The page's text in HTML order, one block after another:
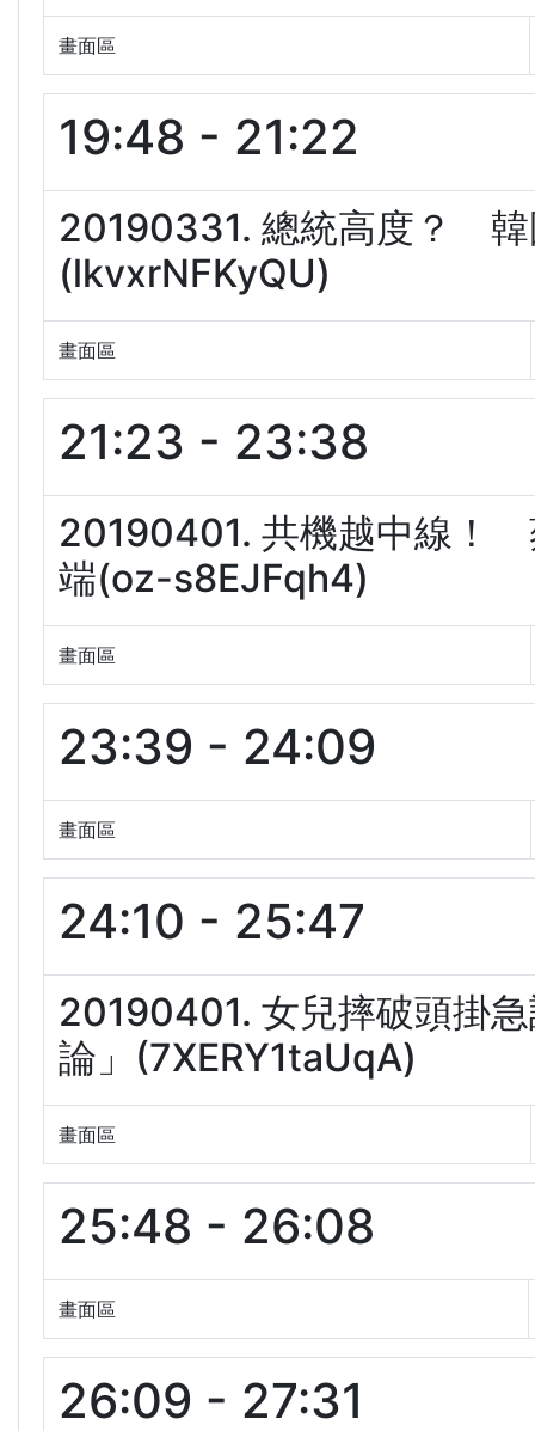
畫面區
19:48 - 21:22
20190331. 總統高度？
(lkvxrNFKyQU)
畫面區
21:23 - 23:38
20190401. 共機越中線！
端(oz-s8EJFqh4)
畫面區
23:39 - 24:09
畫面區
24:10 - 25:47
20190401. 女兒摔破頭掛
論」(7XERY1taUqA)
畫面區
25:48 - 26:08
畫面區
26:09 - 27:31